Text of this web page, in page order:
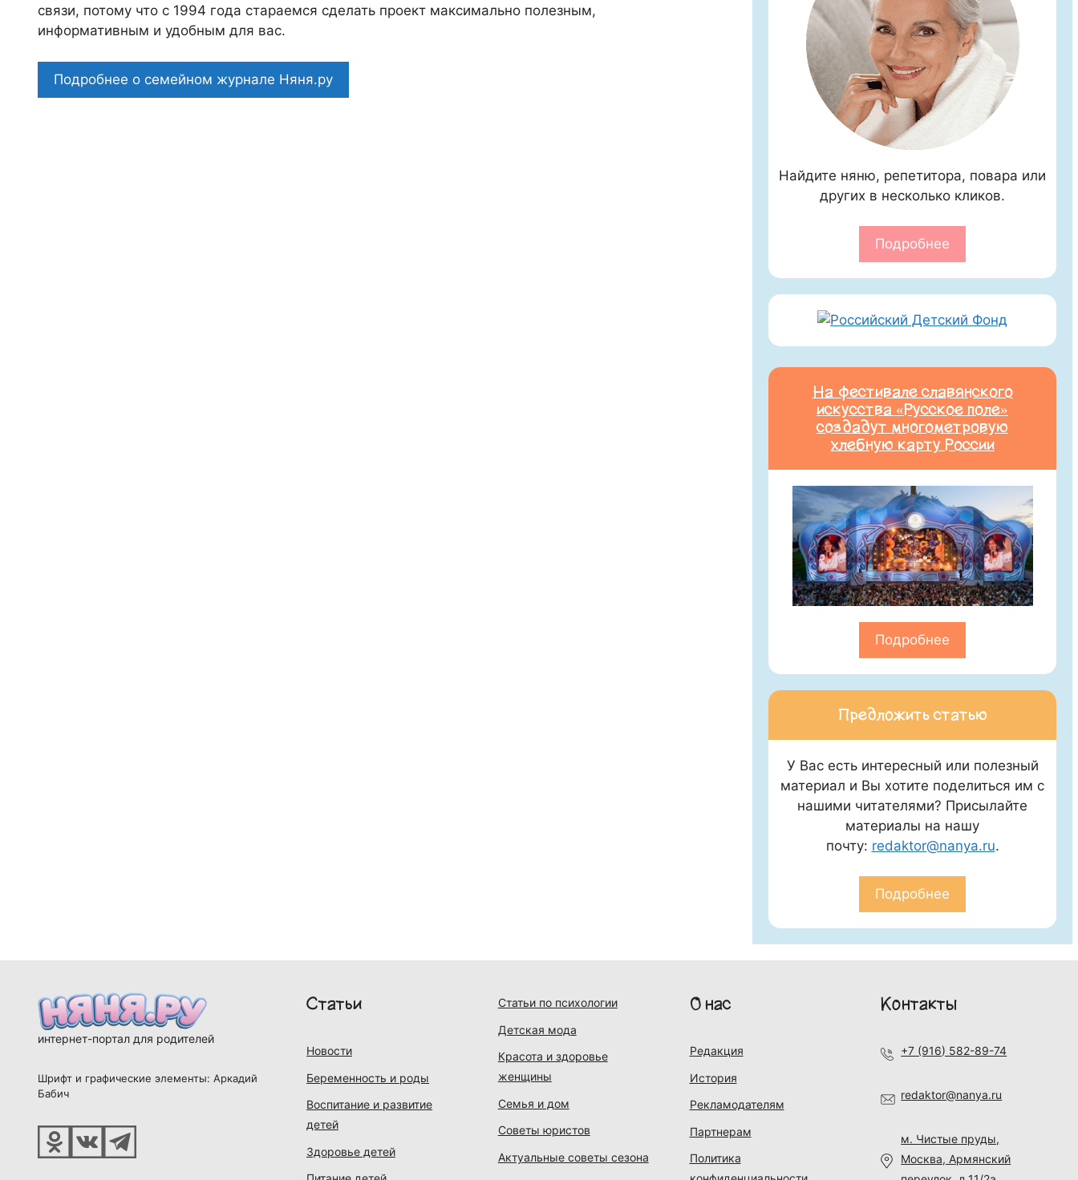
связи, потому что c 1994 года стараемся сделать проект максимально полезным,
информативным и удобным для вас.
Подробнее о семейном журнале Няня.ру
Найдите няню, репетитора, повара или
других в несколько кликов.
Подробнее
На фестивале славянского
искусства «Русское поле»
создадут многометровую
хлебную карту России
Подробнее
Предложить статью
У Вас есть интересный или полезный
материал и Вы хотите поделиться им с
нашими читателями? Присылайте
материалы на нашу
почту: redaktor@nanya.ru.
Подробнее
интернет-портал для родителей
Шрифт и графические элементы: Аркадий
Бабич
Статьи
Новости
Беременность и роды
Воспитание и развитие
детей
Здоровье детей
Статьи по психологии
Детская мода
Красота и здоровье
женщины
Семья и дом
Советы юристов
Актуальные советы сезона
О нас
Редакция
История
Рекламодателям
Партнерам
Политика
Контакты
+7 (916) 582-89-74
redaktor@nanya.ru
м. Чистые пруды,
Москва, Армянский